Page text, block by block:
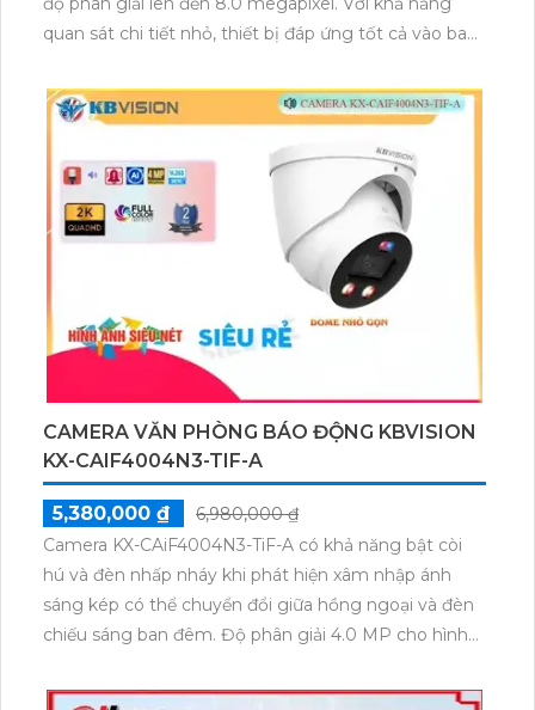
quan sát chi tiết nhỏ, thiết bị đáp ứng tốt cả vào ban
công nghệ IP Wifi giúp duy trì chất lượng hình ảnh
không bị giảm, cùng với chức năng hồng ngoại
Smart IR. Thiết kế nhỏ gọn, ấn tượng với 2 mắt
camera, cung cấp chất lượng âm thanh rõ ràng qua
mic và loa tích hợp.
CAMERA VĂN PHÒNG BÁO ĐỘNG KBVISION
KX-CAIF4004N3-TIF-A
5,380,000 ₫
6,980,000 ₫
Camera KX-CAiF4004N3-TiF-A có khả năng bật còi
hú và đèn nhấp nháy khi phát hiện xâm nhập ánh
sáng kép có thể chuyển đổi giữa hồng ngoại và đèn
chiếu sáng ban đêm. Độ phân giải 4.0 MP cho hình
và loa để đàm thoại 2 chiều báo động khi xâm nhập